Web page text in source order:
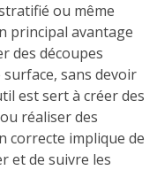
ou même
principal avantage
des découpes
sans devoir
est sert à créer des
réaliser des
correcte implique de
et de suivre les